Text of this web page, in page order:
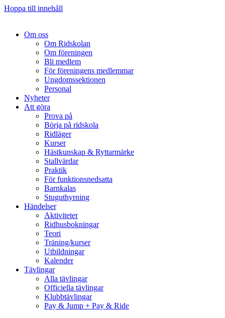
Hoppa till innehåll
Om oss
Om Ridskolan
Om föreningen
Bli medlem
För föreningens medlemmar
Ungdomssektionen
Personal
Nyheter
Att göra
Prova på
Börja på ridskola
Ridläger
Kurser
Hästkunskap & Ryttarmärke
Stallvärdar
Praktik
För funktionsnedsatta
Barnkalas
Stuguthyrning
Händelser
Aktiviteter
Ridhusbokningar
Teori
Träning/kurser
Utbildningar
Kalender
Tävlingar
Alla tävlingar
Officiella tävlingar
Klubbtävlingar
Pay & Jump + Pay & Ride